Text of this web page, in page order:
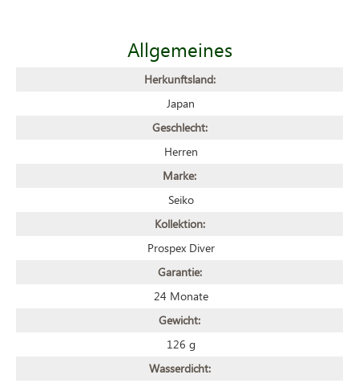
Allgemeines
Herkunftsland:
Japan
Geschlecht:
Herren
Marke:
Seiko
Kollektion:
Prospex Diver
Garantie:
24 Monate
Gewicht:
126 g
Wasserdicht: